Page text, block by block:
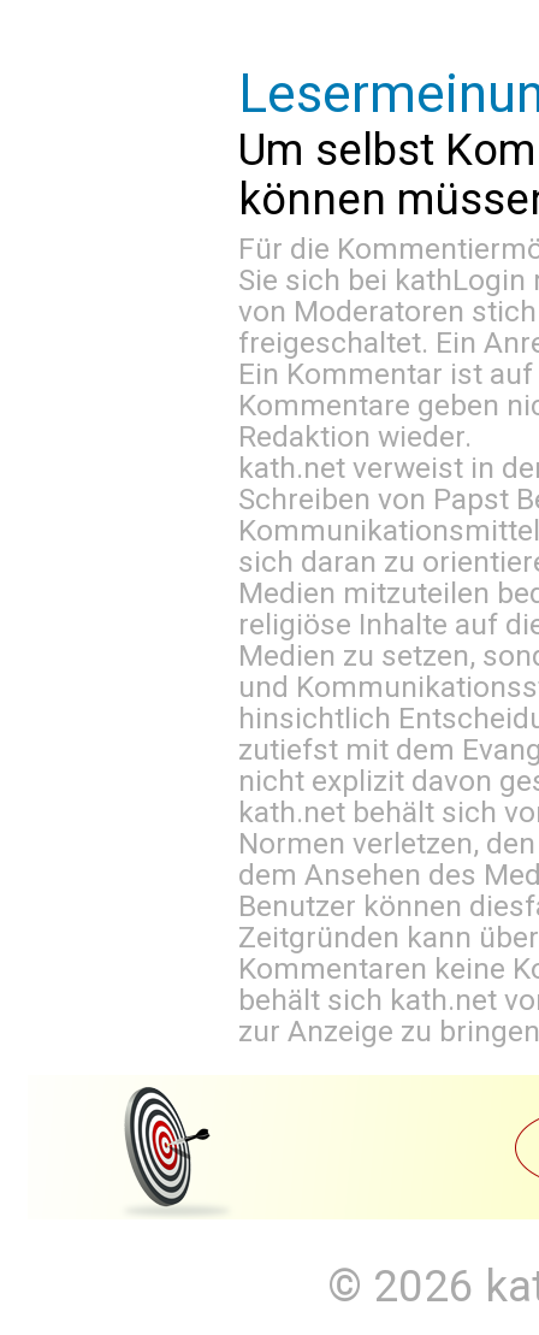
Um selbst
können
Für die
Sie sich bei kathLogin
von Moderatoren
freigeschaltet. Ein
Ein Kommentar ist
Kommentare geben
Redaktion wieder.
kath.net verweist in
Schreiben von Papst
sich daran zu
Medien mitzuteilen
religiöse Inhalte auf
Medien zu setzen,
und
hinsichtlich
zutiefst mit dem
nicht explizit davon
kath.net behält sich
Normen verletzen,
dem Ansehen des
Benutzer können
Zeitgründen kann
Kommentaren keine
behält sich kath.net
zur Anzeige zu
© 2026